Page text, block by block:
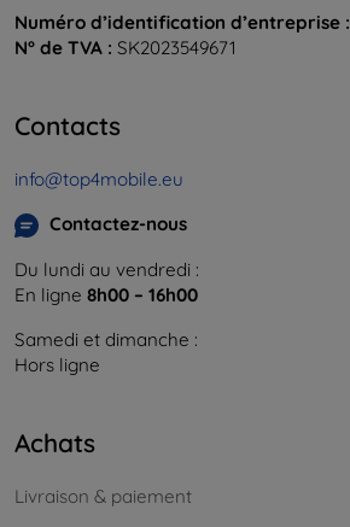
Numéro d’identification d’entreprise :
N° de TVA : SK2023549671
Contacts
info@top4mobile.eu
Contactez-nous
Du lundi au vendredi :
En ligne 8h00 – 16h00
Samedi et dimanche :
Hors ligne
Achats
Livraison & paiement